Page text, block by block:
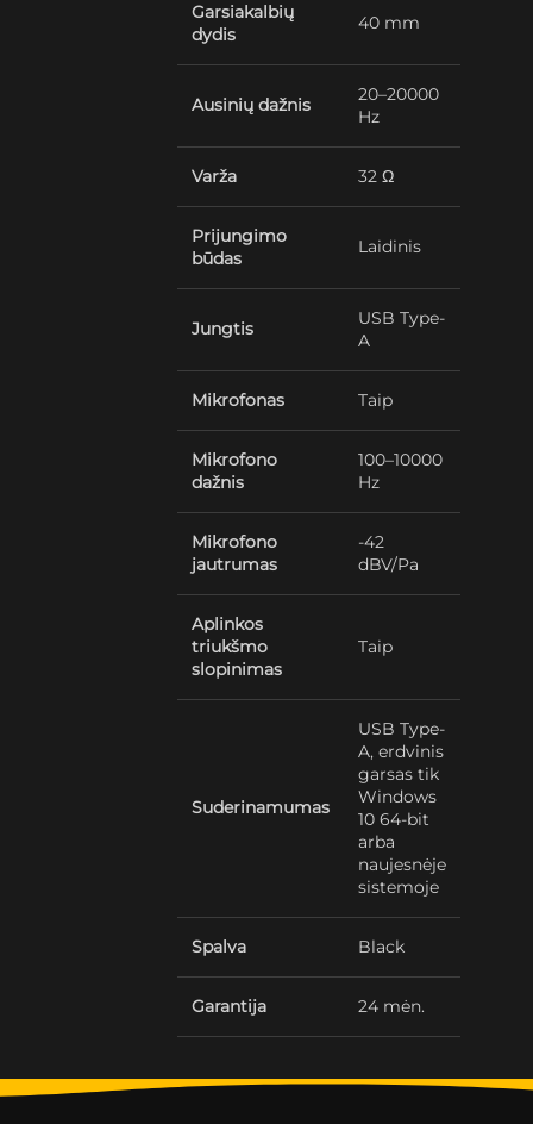
Garsiakalbių
dydis
40 mm
Ausinių dažnis
20–20000
Hz
Varža 32 Ω
Prijungimo
būdas
Laidinis
Jungtis
USB Type-
A
Mikrofonas Taip
Mikrofono
dažnis
100–10000
Hz
Mikrofono
jautrumas
-42
dBV/Pa
Aplinkos
triukšmo
slopinimas
Taip
Suderinamumas
USB Type-
A, erdvinis
garsas tik
Windows
10 64-bit
arba
naujesnėje
sistemoje
Spalva Black
Garantija 24 mėn.